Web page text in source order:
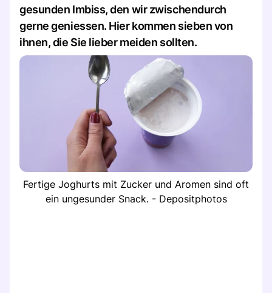
gesunden Imbiss, den wir zwischendurch
gerne geniessen. Hier kommen sieben von
ihnen, die Sie lieber meiden sollten.
Fertige Joghurts mit Zucker und Aromen sind oft
ein ungesunder Snack. - Depositphotos